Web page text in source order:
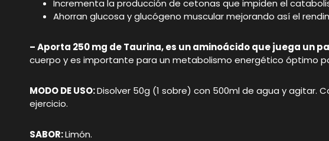
Incrementa la producción de cetonas que impiden el
Ahorran glucosa y glucógeno muscular mejorando así el
– Aporta 250 mg de Taurina, es un aminoácido que juega un
cuerpo y es importante para un metabolismo energético óptimo
MODO DE USO:Disolver 50g (1 sobre) con 500ml de agua y agitar.
ejercicio.
SABOR:Limón.